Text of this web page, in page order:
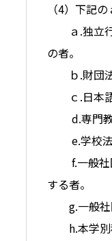
（4）下記
ａ.独立行
の者。
ｂ.財団法
ｃ.日本語
d.専門教
e.学校法
f.一般社団
する者。
g.一般社
h.本学別